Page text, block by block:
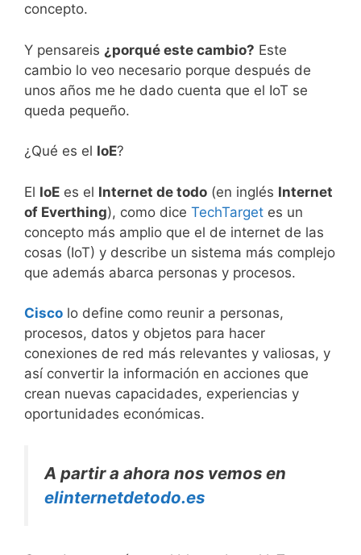
concepto.
Y pensareis ¿porqué este cambio? Este
cambio lo veo necesario porque después de
unos años me he dado cuenta que el IoT se
queda pequeño.
¿Qué es el IoE?
El IoE es el Internet de todo (en inglés Internet
of Everthing), como dice TechTarget es un
concepto más amplio que el de internet de las
cosas (IoT) y describe un sistema más complejo
que además abarca personas y procesos.
Cisco lo define como reunir a personas,
procesos, datos y objetos para hacer
conexiones de red más relevantes y valiosas, y
así convertir la información en acciones que
crean nuevas capacidades, experiencias y
oportunidades económicas.
A partir a ahora nos vemos en
elinternetdetodo.es